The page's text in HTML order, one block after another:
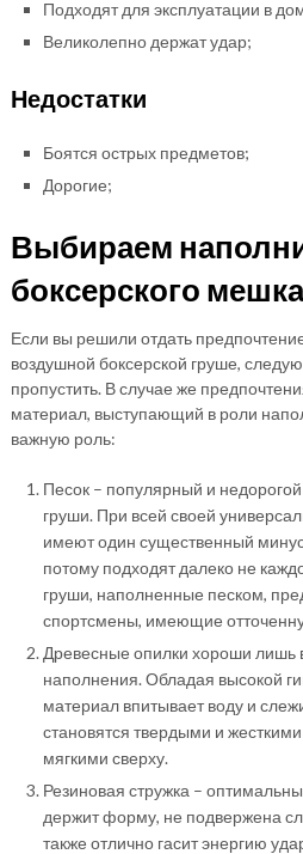
Подходят для эксплуатации в
Великолепно держат удар;
Недостатки
Боятся острых предметов;
Дорогие;
Выбираем
боксерского мешка
Если вы решили отдать
воздушной боксерской груше,
пропустить. В случае же
материал, выступающий в роли
важную роль:
Песок – популярный и
груши. При всей своей
имеют один существенный
потому подходят далеко не
груши, наполненные песком,
спортсмены, имеющие
Древесные опилки хороши лишь
наполнения. Обладая высокой
материал впитывает воду и
становятся твердыми и
мягкими сверху.
Резиновая стружка –
держит форму, не подвержена
также отлично гасит энергию